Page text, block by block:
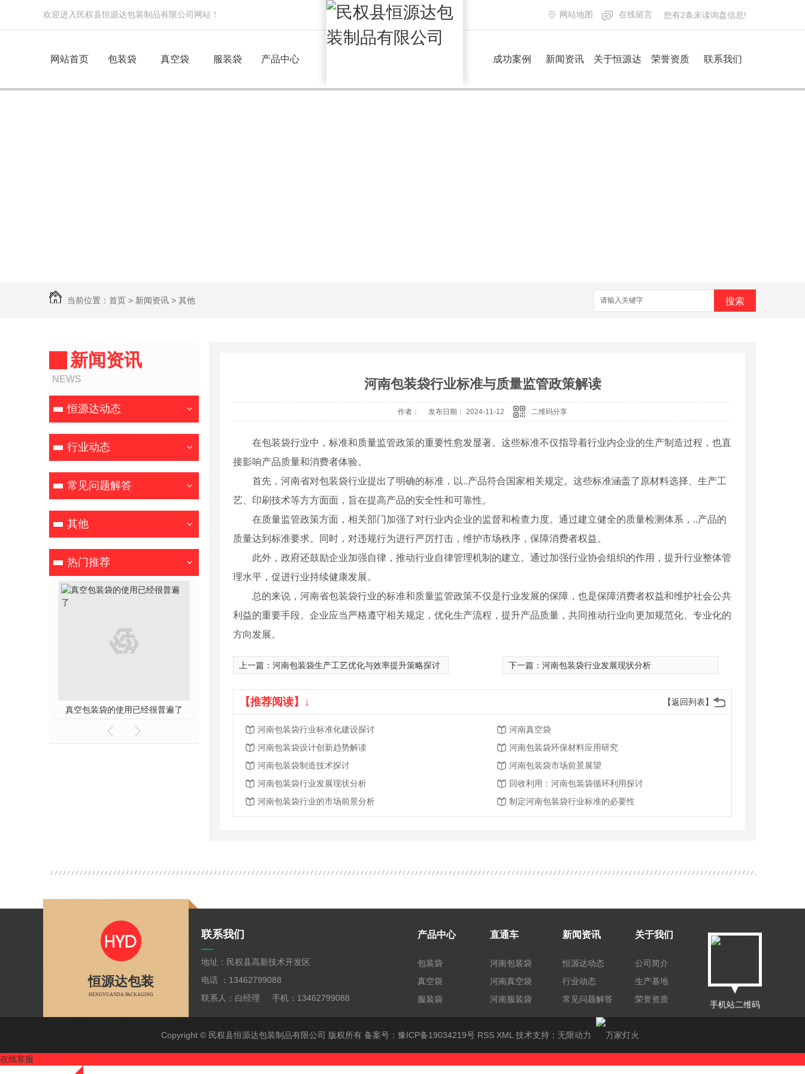
欢迎进入民权县恒源达包装制品有限公司网站！ 网站地图 在线留言 您有2条未读询盘信息!
网站首页 包装袋 真空袋 服装袋 产品中心 成功案例 新闻资讯 关于恒源达 荣誉资质 联系我们
当前位置： 首页 > 新闻资讯 > 其他 搜索
新闻资讯
NEWS
恒源达动态
行业动态
常见问题解答
其他
热门推荐
真空包装袋的使用已经很普遍了 河南真空袋
河南包装袋行业标准与质量监管政策解读
作者： 发布日期： 2024-11-12 二维码分享
在包装袋行业中，标准和质量监管政策的重要性愈发显著。这些标准不仅指导着行业内企业的生产制造过程，也直
接影响产品质量和消费者体验。
首先，河南省对包装袋行业提出了明确的标准，以..产品符合国家相关规定。这些标准涵盖了原材料选择、生产工
艺、印刷技术等方方面面，旨在提高产品的安全性和可靠性。
在质量监管政策方面，相关部门加强了对行业内企业的监督和检查力度。通过建立健全的质量检测体系，..产品的
质量达到标准要求。同时，对违规行为进行严厉打击，维护市场秩序，保障消费者权益。
此外，政府还鼓励企业加强自律，推动行业自律管理机制的建立。通过加强行业协会组织的作用，提升行业整体管
理水平，促进行业持续健康发展。
总的来说，河南省包装袋行业的标准和质量监管政策不仅是行业发展的保障，也是保障消费者权益和维护社会公共
利益的重要手段。企业应当严格遵守相关规定，优化生产流程，提升产品质量，共同推动行业向更加规范化、专业化的
方向发展。
上一篇： 河南包装袋生产工艺优化与效率提升策略探讨 下一篇： 河南包装袋行业发展现状分析
【返回列表】
【推荐阅读】↓
河南包装袋行业标准化建设探讨
河南真空袋
河南包装袋设计创新趋势解读
河南包装袋环保材料应用研究
河南包装袋制造技术探讨
河南包装袋市场前景展望
河南包装袋行业发展现状分析
回收利用：河南包装袋循环利用探讨
河南包装袋行业的市场前景分析
制定河南包装袋行业标准的必要性
恒源达包装
HENGYUANDA PACKAGING
联系我们
地址：民权县高新技术开发区
电话 ：13462799088
联系人：白经理 手机：13462799088
产品中心
包装袋
真空袋
服装袋
直通车
河南包装袋
河南真空袋
河南服装袋
新闻资讯
恒源达动态
行业动态
常见问题解答
关于我们
公司简介
生产基地
荣誉资质
▼
手机站二维码
Copyright © 民权县恒源达包装制品有限公司 版权所有 备案号： 豫ICP备19034219号 RSS XML 技术支持： 无限动力
在线客服